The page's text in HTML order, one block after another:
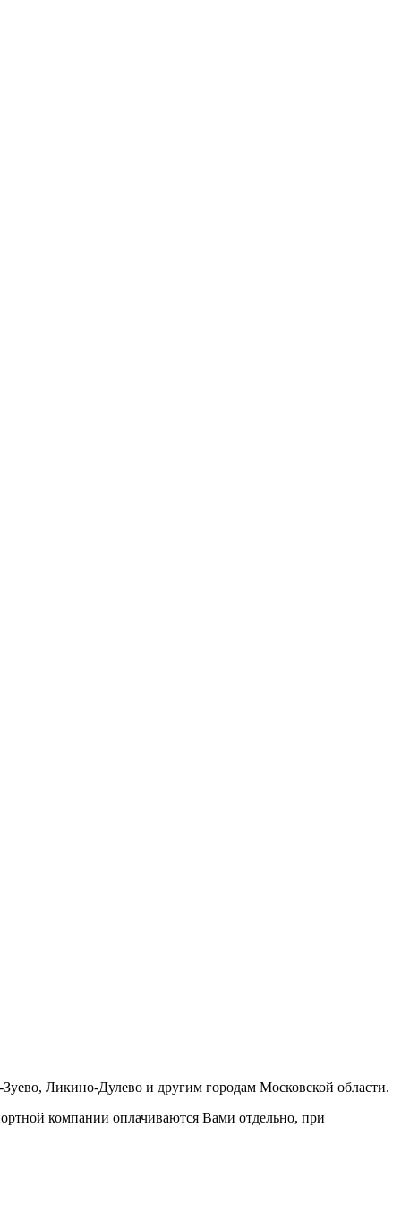
Ликино-Дулево и другим городам Московской области.
компании оплачиваются Вами отдельно, при